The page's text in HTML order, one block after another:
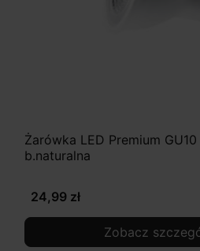
Żarówka LED Premium GU10
b.naturalna
24,99 zł
Zobacz